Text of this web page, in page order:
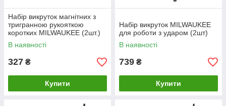
Набір викруток магнітних з
тригранною рукояткою
коротких MILWAUKEE (2шт.)
В наявності
327 ₴
Купити
Набір викруток MILWAUKEE
для роботи з ударом (2шт)
В наявності
739 ₴
Купити